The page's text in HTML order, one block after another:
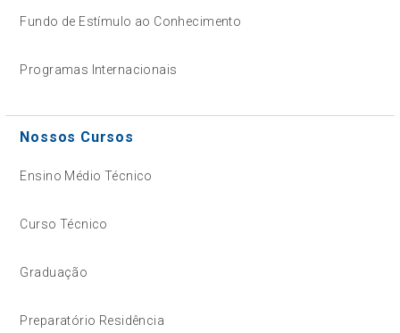
Fundo de Estímulo ao Conhecimento
Programas Internacionais
Nossos Cursos
Ensino Médio Técnico
Curso Técnico
Graduação
Preparatório Residência